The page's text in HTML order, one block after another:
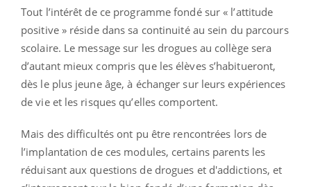
Tout l’intérêt de ce programme fondé sur « l’attitude
positive » réside dans sa continuité au sein du parcours
scolaire. Le message sur les drogues au collège sera
d’autant mieux compris que les élèves s’habitueront,
dès le plus jeune âge, à échanger sur leurs expériences
de vie et les risques qu’elles comportent.
Mais des difficultés ont pu être rencontrées lors de
l’implantation de ces modules, certains parents les
réduisant aux questions de drogues et d'addictions, et